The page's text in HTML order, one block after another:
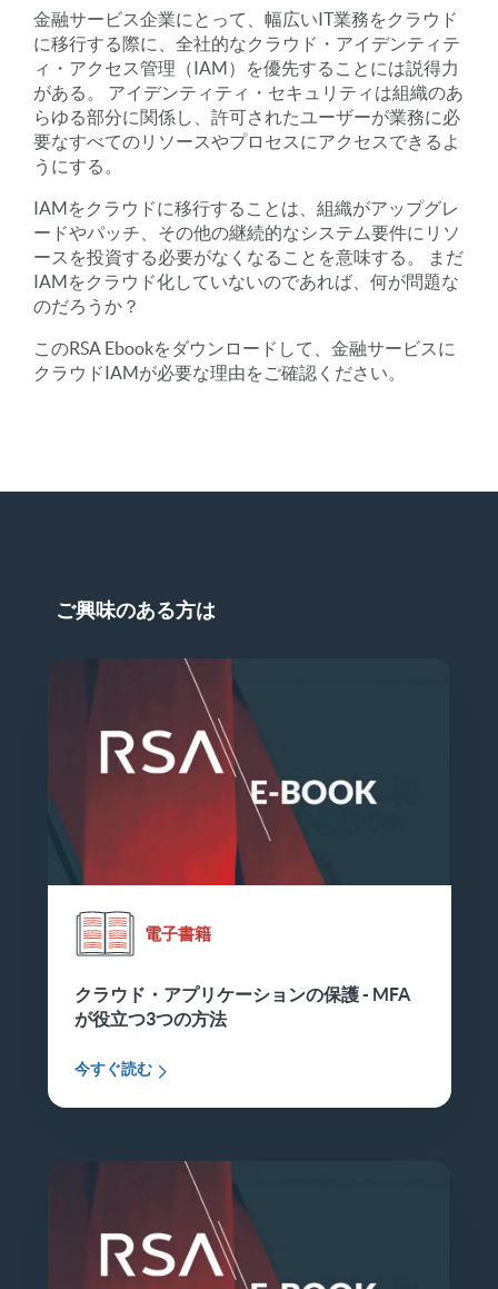
金融サービス企業にとって、幅広いIT業務をクラウド
に移行する際に、全社的なクラウド・アイデンティテ
ィ・アクセス管理（IAM）を優先することには説得力
がある。 アイデンティティ・セキュリティは組織のあ
らゆる部分に関係し、許可されたユーザーが業務に必
要なすべてのリソースやプロセスにアクセスできるよ
うにする。
IAMをクラウドに移行することは、組織がアップグレ
ードやパッチ、その他の継続的なシステム要件にリソ
ースを投資する必要がなくなることを意味する。 まだ
IAMをクラウド化していないのであれば、何が問題な
のだろうか？
このRSA Ebookをダウンロードして、金融サービスに
クラウドIAMが必要な理由をご確認ください。
ご興味のある方は
電子書籍
クラウド・アプリケーションの保護 - MFA
が役立つ3つの方法
今すぐ読む